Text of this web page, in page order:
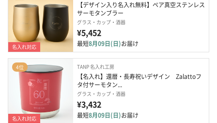
名入れ対応
【デザイン入り名入れ無料】ペア真空ステンレス
サーモタンブラー
グラス・カップ・酒器
¥5,452
最短8月09日(日)お届け
4位
名入れ対応
TANP 名入れ工房
【名入れ】還暦・長寿祝いデザイン　Zalattoフ
タ付サーモタン...
グラス・カップ・酒器
¥3,432
最短8月09日(日)お届け